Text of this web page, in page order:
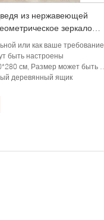
из нержавеющей
зеркало
животного
Внешний сад
или как ваше требование
быть настроены
см, Размер может быть настроен
деревянный ящик